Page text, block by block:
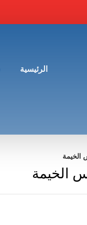
الرئيسية
الخيمة
الخيمة